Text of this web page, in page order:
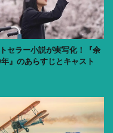
セラー小説が実写化！『余
』のあらすじとキャスト